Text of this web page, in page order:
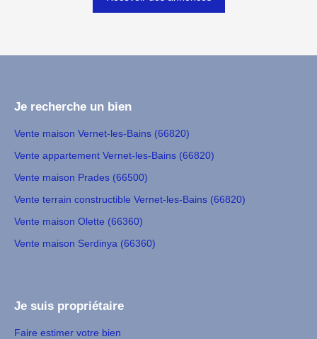
Je recherche un bien
Vente maison Vernet-les-Bains (66820)
Vente appartement Vernet-les-Bains (66820)
Vente maison Prades (66500)
Vente terrain constructible Vernet-les-Bains (66820)
Vente maison Olette (66360)
Vente maison Serdinya (66360)
Je suis propriétaire
Faire estimer votre bien